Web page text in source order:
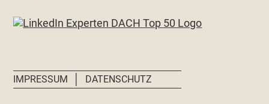
IMPRESSUM DATENSCHUTZ